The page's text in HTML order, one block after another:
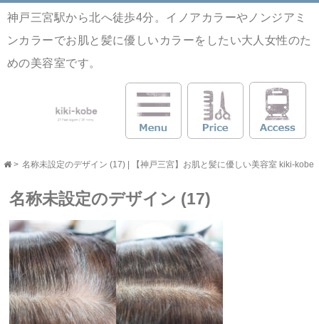
神戸三宮駅から北へ徒歩4分。イノアカラーやノンジアミ
ンカラーでお肌と髪に優しいカラーをしたい大人女性のた
めの美容室です。
> 名称未設定のデザイン (17) | 【神戸三宮】お肌と髪に優しい美容室 kiki-kobe
名称未設定のデザイン (17)